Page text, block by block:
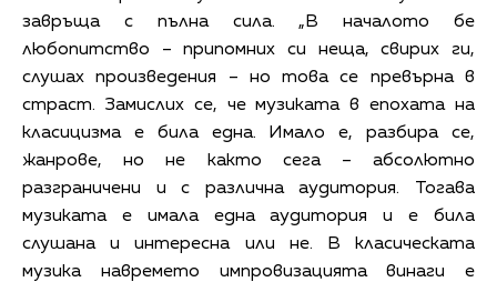
завръща с пълна сила. „В началото бе
любопитство – припомних си неща, свирих ги,
слушах произведения – но това се превърна в
страст. Замислих се, че музиката в епохата на
класицизма е била една. Имало е, разбира се,
жанрове, но не както сега – абсолютно
разграничени и с различна аудитория. Тогава
музиката е имала една аудитория и е била
слушана и интересна или не. В класическата
музика навремето импровизацията винаги е